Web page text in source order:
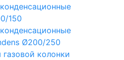
150
Ø200/250
колонки